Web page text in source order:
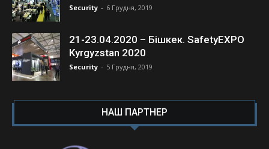
Security - 6 Грудня, 2019
21-23.04.2020 – Бішкек. SafetyEXPO
Kyrgyzstan 2020
Security - 5 Грудня, 2019
НАШ ПАРТНЕР